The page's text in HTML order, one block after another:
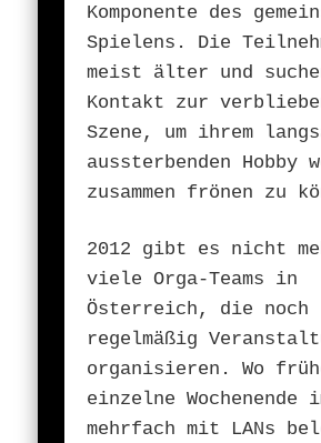
Komponente des
Spielens. Die
meist älter und
Kontakt zur
Szene, um ihrem
aussterbenden Hobby
zusammen frönen zu
2012 gibt es nicht
viele Orga-Teams in
Österreich, die noch
regelmäßig
organisieren. Wo
einzelne Wochenende
mehrfach mit LANs